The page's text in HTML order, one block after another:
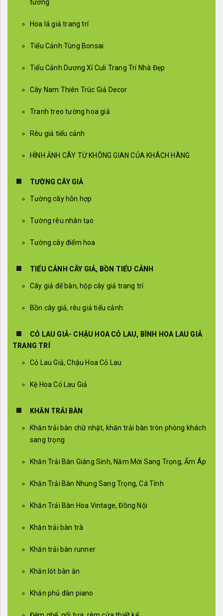
tường
Hoa lá giả trang trí
Tiểu Cảnh Tùng Bonsai
Tiểu Cảnh Dương Xỉ Culi Trang Trí Nhà Đẹp
Cây Nam Thiên Trúc Giả Decor
Tranh treo tường hoa giả
Rêu giả tiểu cảnh
HÌNH ẢNH CÂY TỪ KHÔNG GIAN CỦA KHÁCH HÀNG
TƯỜNG CÂY GIẢ
Tường cây hỗn hợp
Tường rêu nhân tạo
Tường cây điểm hoa
TIỂU CẢNH CÂY GIẢ, BỒN TIỂU CẢNH
Cây giả để bàn, hộp cây giả trang trí
Bồn cây giả, rêu giả tiểu cảnh
CỎ LAU GIẢ- CHẬU HOA CỎ LAU, BÌNH HOA LAU GIẢ
TRANG TRÍ
Cỏ Lau Giả, Chậu Hoa Cỏ Lau
Kệ Hoa Cỏ Lau Giả
KHĂN TRẢI BÀN
Khăn trải bàn chữ nhật, khăn trải bàn tròn phòng khách
sang trọng
Khăn Trải Bàn Giáng Sinh, Năm Mới Sang Trọng, Ấm Áp
Khăn Trải Bàn Nhung Sang Trọng, Cá Tính
Khăn Trải Bàn Hoa Vintage, Đồng Nội
Khăn trải bàn trà
Khăn trải bàn runner
Khăn lót bàn ăn
Khăn phủ đàn piano